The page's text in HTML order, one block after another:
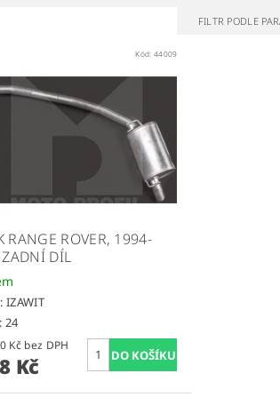
FILTR PODLE
Kód: 44009
RANGE ROVER, 1994-
DÍL
IZAWIT
24
2 287,60 Kč bez DPH
Kč